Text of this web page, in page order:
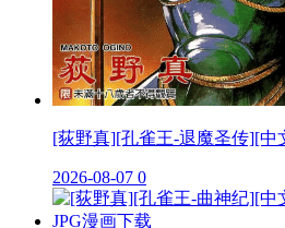
[荻野真][孔雀王-退魔圣传][中
2026-08-07 0